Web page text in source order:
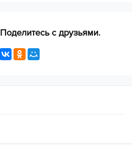
с друзьями.